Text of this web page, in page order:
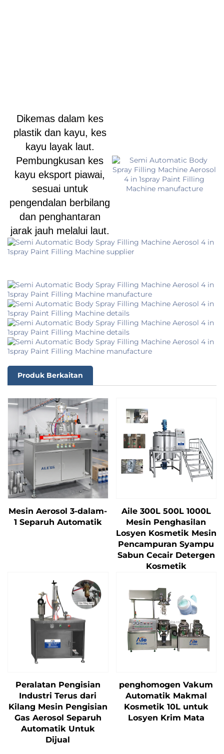
Dikemas dalam kes
plastik dan kayu, kes
kayu layak laut.
Pembungkusan kes
kayu eksport piawai,
sesuai untuk
pengendalan berbilang
dan penghantaran
jarak jauh melalui laut.
Produk Berkaitan
Mesin Aerosol 3-dalam-
1 Separuh Automatik
Aile 300L 500L 1000L
Mesin Penghasilan
Losyen Kosmetik Mesin
Pencampuran Syampu
Sabun Cecair Detergen
Kosmetik
Peralatan Pengisian
Industri Terus dari
Kilang Mesin Pengisian
Gas Aerosol Separuh
Automatik Untuk
Dijual
penghomogen Vakum
Automatik Makmal
Kosmetik 10L untuk
Losyen Krim Mata